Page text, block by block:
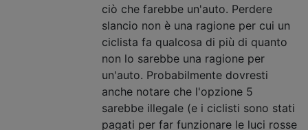
ciò che farebbe un'auto. Perdere
slancio non è una ragione per cui un
ciclista fa qualcosa di più di quanto
non lo sarebbe una ragione per
un'auto. Probabilmente dovresti
anche notare che l'opzione 5
sarebbe illegale (e i ciclisti sono stati
pagati per far funzionare le luci rosse